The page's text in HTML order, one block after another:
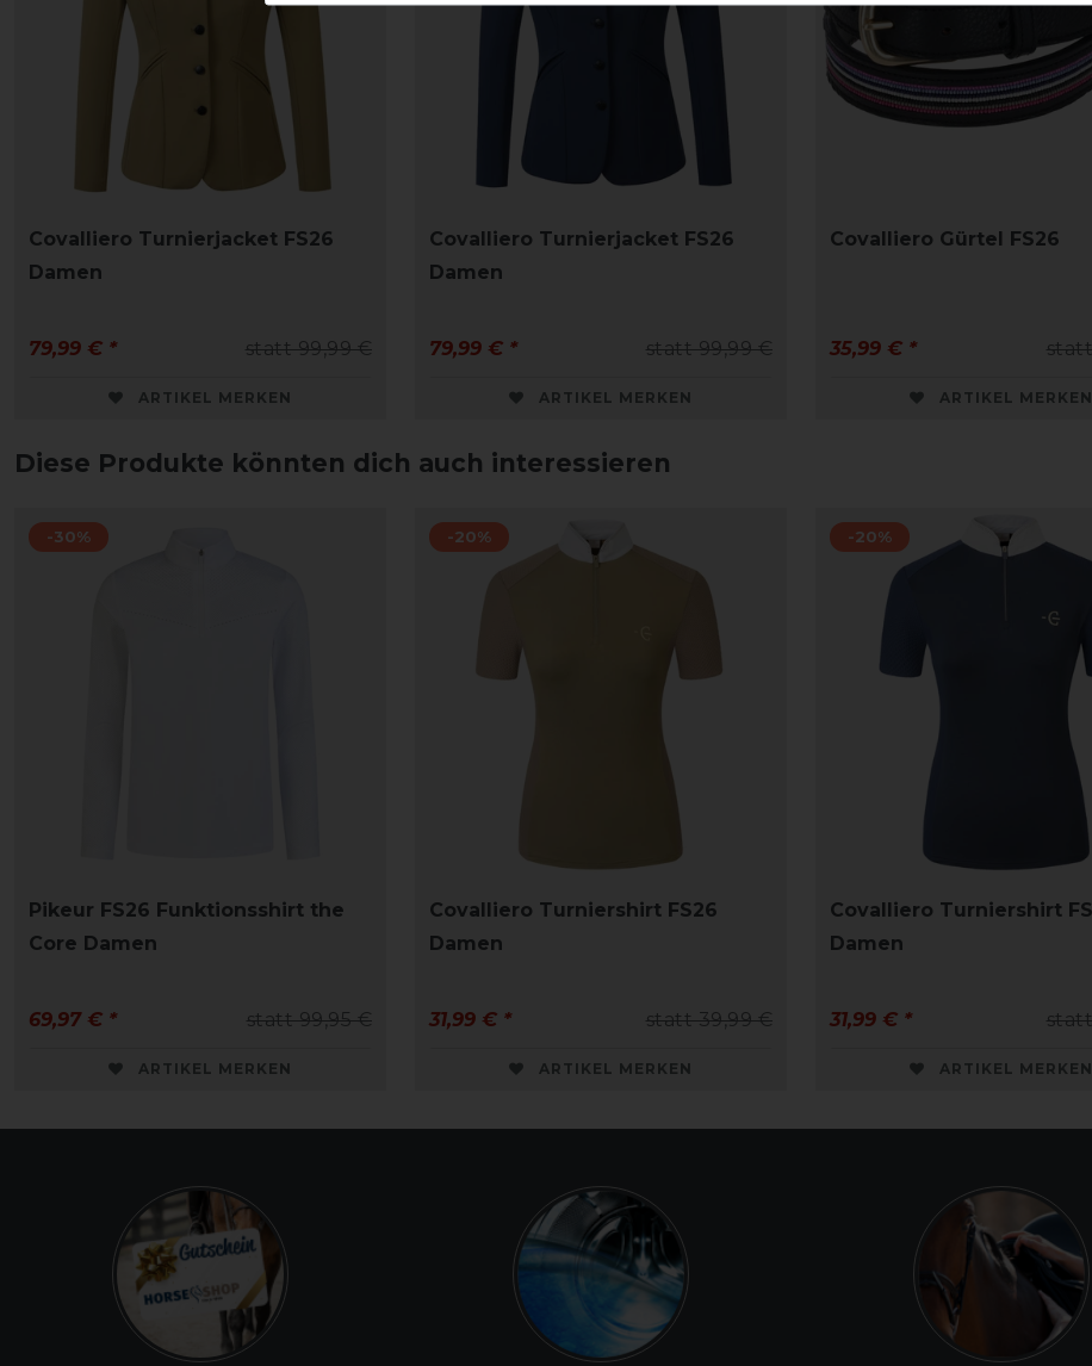
Covalliero Turnierjacket FS26
Damen
statt 99,99 €
79,99 € *
ARTIKEL MERKEN
Covalliero Turnierjacket FS26
Damen
statt 99,99 €
79,99 € *
ARTIKEL MERKEN
Covalliero Gürtel FS26
35,99 € *
ARTIKEL MERKEN
Diese Produkte könnten dich auch interessieren
-30%
Pikeur FS26 Funktionsshirt the
Core Damen
statt 99,95 €
69,97 € *
ARTIKEL MERKEN
-20%
Covalliero Turniershirt FS26
Damen
statt 39,99 €
31,99 € *
ARTIKEL MERKEN
-20%
Covalliero Turniershirt
Damen
31,99 € *
ARTIKEL MERKEN